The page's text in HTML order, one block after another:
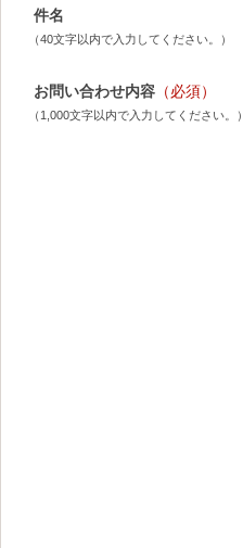
件名
（40文字以内で入力してください。）
お問い合わせ内容 （必須）
（1,000文字以内で入力してください。）